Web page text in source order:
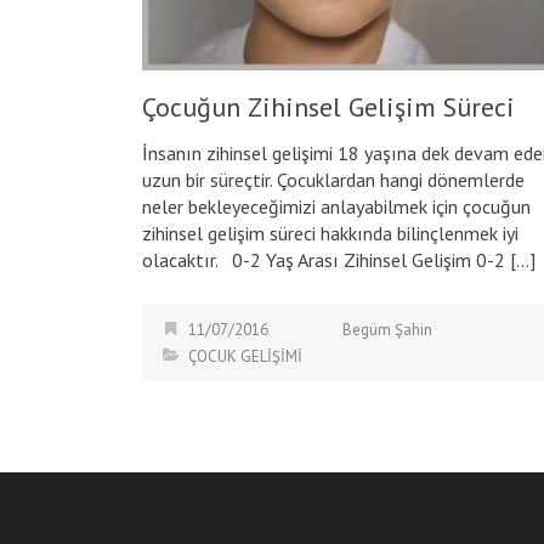
Çocuğun Zihinsel Gelişim Süreci
İnsanın zihinsel gelişimi 18 yaşına dek devam
uzun bir süreçtir. Çocuklardan hangi dönemlerde
neler bekleyeceğimizi anlayabilmek için çocuğun
zihinsel gelişim süreci hakkında bilinçlenmek iyi
olacaktır. 0-2 Yaş Arası Zihinsel Gelişim 0-2 […]
11/07/2016
Begüm Şahin
ÇOCUK GELİŞİMİ